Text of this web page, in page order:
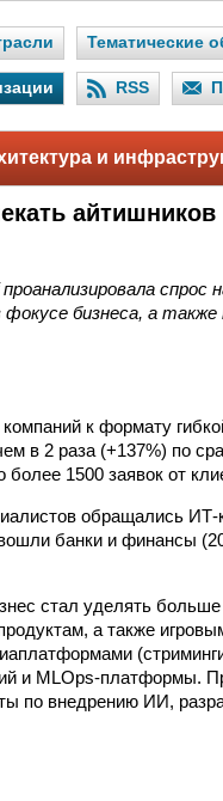
Тематические
RSS
и
спрос
фокусе бизнеса, а
к формату
в 2 раза (+137%) по
1500 заявок от
обращались
банки и финансы
стал уделять
а также
и MLOps-платформы.
по внедрению ИИ,